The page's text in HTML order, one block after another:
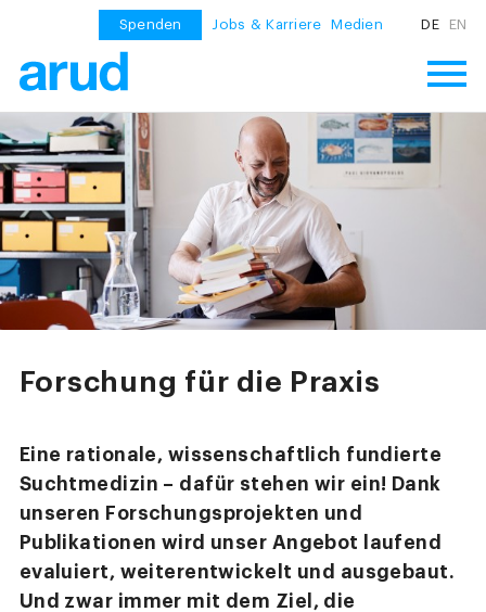
Spenden Jobs & Karriere Medien DE EN
Forschung für die Praxis
Eine rationale, wissenschaftlich fundierte
Suchtmedizin – dafür stehen wir ein! Dank
unseren Forschungsprojekten und
Publikationen wird unser Angebot laufend
evaluiert, weiterentwickelt und ausgebaut.
Und zwar immer mit dem Ziel, die